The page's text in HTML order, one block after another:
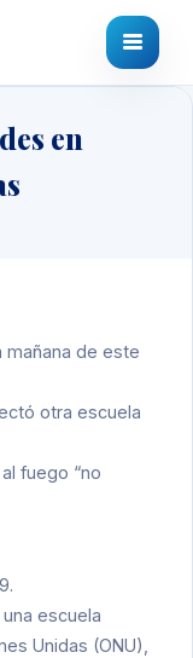
en
mañana de este
otra escuela
fuego “no
escuela
Unidas (ONU),